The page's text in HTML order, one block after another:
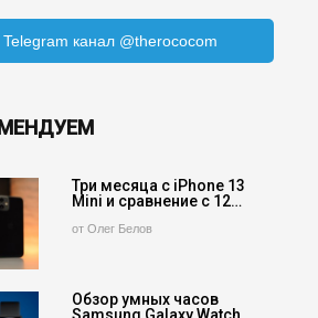
Telegram канал @therococom
Три месяца с iPhone 13
Mini и сравнение с 12…
от Олег Белов
Обзор умных часов
Samsung Galaxy Watch